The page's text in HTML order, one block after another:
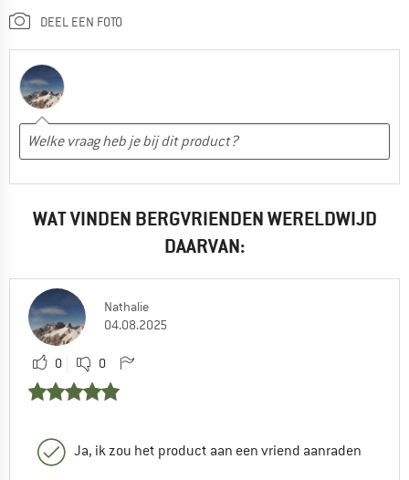
DEEL EEN FOTO
WAT VINDEN BERGVRIENDEN WERELDWIJD
DAARVAN:
Nathalie
04.08.2025
0 0
Ja, ik zou het product aan een vriend aanraden